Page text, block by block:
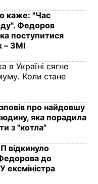
каже: "Час
Федоров
поступитися
– ЗМІ
в Україні сягне
Коли стане
про найдовшу
яка порадила
з "котла"
відкинуло
до
ексміністра